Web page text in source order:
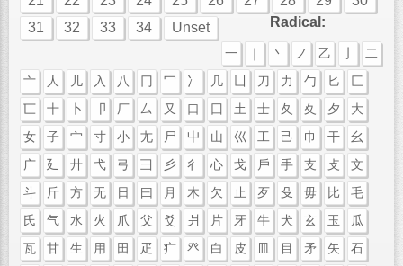
31
32 33 34 Unset Radical:
一 ｜ 丶 ノ 乙
二
亠
人 儿 入 八 冂 冖 冫 几 刀 力 勹 匕
匚
匸
十 卜 卩 厂 厶 又 口 囗 土 士 夂 夊 夕
大
女
子 宀 寸 小 尢 尸 屮 山 巛 工 己 巾 干
幺
广
廴 廾 弋 弓 彐 彡 彳 心 戈 戶 手 支 攴
文
斗
斤 方 无 日 曰 月 木 欠 止 歹 殳 毋 比
毛
氏
气 水 火 爪 父 爻 爿 片 牙 牛 犬 玄 玉
瓜
瓦
甘 生 用 田 疋 疒 癶 白 皮 皿 目 矛 矢
石